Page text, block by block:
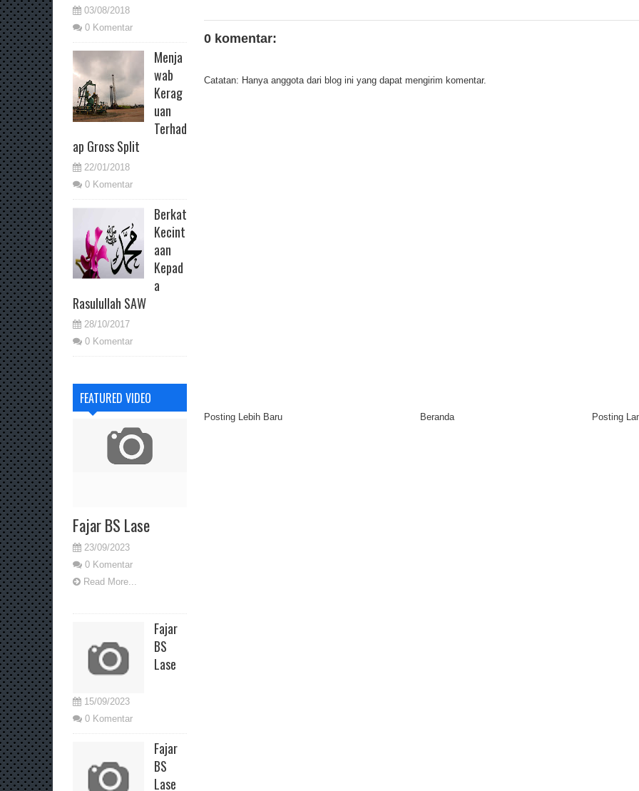
03/08/2018
0 Komentar
Menja
wab
Kerag
uan
Terhad
ap Gross Split
22/01/2018
0 Komentar
Berkat
Kecint
aan
Kepad
a
Rasulullah SAW
28/10/2017
0 Komentar
FEATURED VIDEO
Fajar BS Lase
23/09/2023
0 Komentar
Read More...
Fajar
BS
Lase
15/09/2023
0 Komentar
Fajar
BS
Lase
0 komentar:
Catatan: Hanya anggota dari blog ini yang dapat mengirim komentar.
Posting Lebih Baru Posting
Beranda